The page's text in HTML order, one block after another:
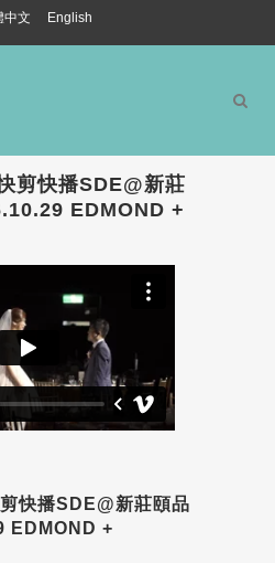
中文 English
剪快播SDE@新莊
EDMOND +
快播SDE@新莊頤品
EDMOND +